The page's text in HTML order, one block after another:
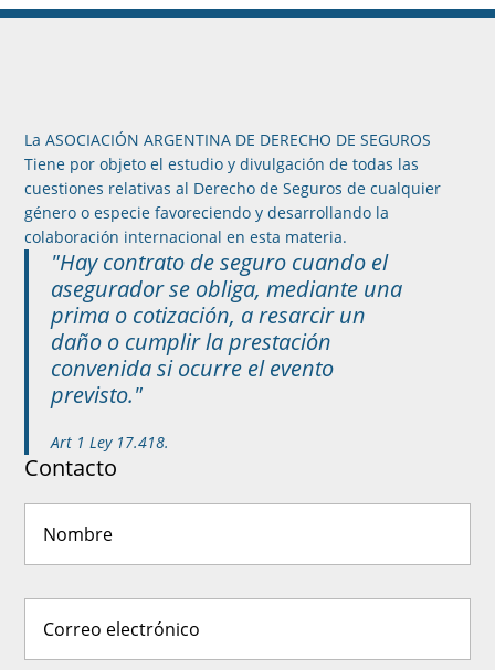
La ASOCIACIÓN ARGENTINA DE DERECHO DE SEGUROS
Tiene por objeto el estudio y divulgación de todas las
cuestiones relativas al Derecho de Seguros de cualquier
género o especie favoreciendo y desarrollando la
colaboración internacional en esta materia.
"Hay contrato de seguro cuando el
asegurador se obliga, mediante una
prima o cotización, a resarcir un
daño o cumplir la prestación
convenida si ocurre el evento
previsto."
Art 1 Ley 17.418.
Contacto